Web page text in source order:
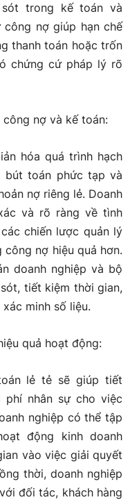
trong kế toán và
nợ giúp hạn chế
thanh toán hoặc trốn
chứng cứ pháp lý rõ
công nợ và kế toán:
hóa quá trình hạch
bút toán phức tạp và
nợ riêng lẻ. Doanh
và rõ ràng về tình
chiến lược quản lý
nợ hiệu quả hơn.
doanh nghiệp và bộ
tiết kiệm thời gian,
minh số liệu.
quả hoạt động:
lẻ tẻ sẽ giúp tiết
phí nhân sự cho việc
nghiệp có thể tập
động kinh doanh
vào việc giải quyết
thời, doanh nghiệp
đối tác, khách hàng